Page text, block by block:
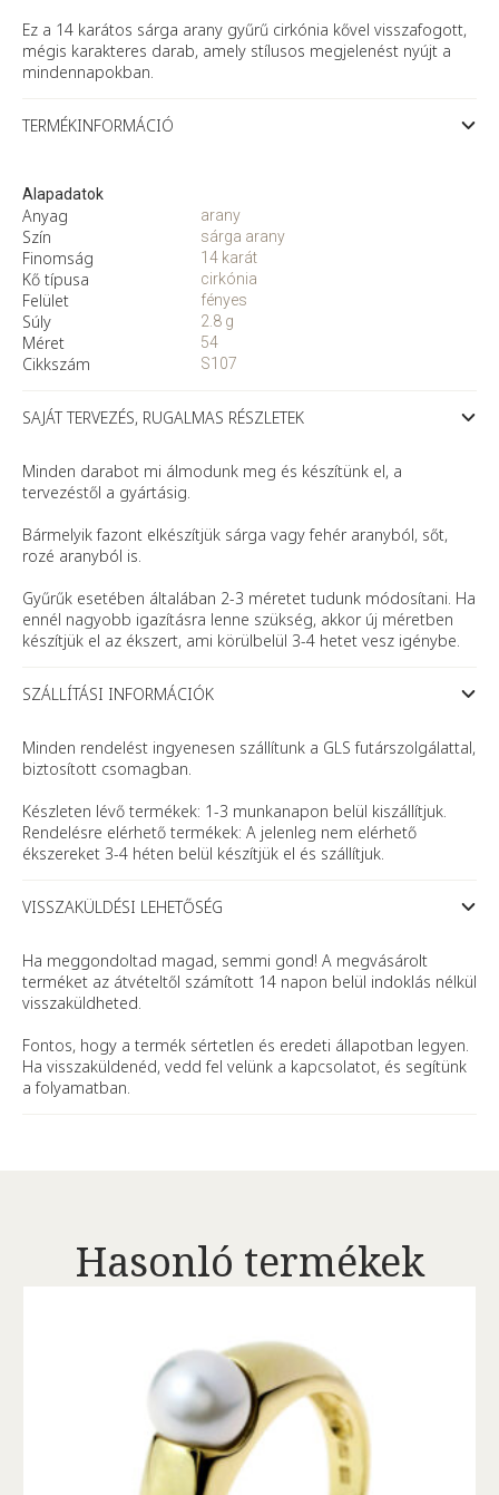
mennyiség
Ez a 14 karátos sárga arany gyűrű cirkónia kővel visszafogott,
mégis karakteres darab, amely stílusos megjelenést nyújt a
mindennapokban.
TERMÉKINFORMÁCIÓ
Alapadatok
Anyag
Szín
Finomság
Kő típusa
Felület
Súly
Méret
Cikkszám
arany
sárga arany
14 karát
cirkónia
fényes
2.8 g
54
S107
SAJÁT TERVEZÉS, RUGALMAS RÉSZLETEK
Minden darabot mi álmodunk meg és készítünk el, a
tervezéstől a gyártásig.
Bármelyik fazont elkészítjük sárga vagy fehér aranyból, sőt,
rozé aranyból is.
Gyűrűk esetében általában 2-3 méretet tudunk módosítani. Ha
ennél nagyobb igazításra lenne szükség, akkor új méretben
készítjük el az ékszert, ami körülbelül 3-4 hetet vesz igénybe.
SZÁLLÍTÁSI INFORMÁCIÓK
Minden rendelést ingyenesen szállítunk a GLS futárszolgálattal,
biztosított csomagban.
Készleten lévő termékek: 1-3 munkanapon belül kiszállítjuk.
Rendelésre elérhető termékek: A jelenleg nem elérhető
ékszereket 3-4 héten belül készítjük el és szállítjuk.
VISSZAKÜLDÉSI LEHETŐSÉG
Ha meggondoltad magad, semmi gond! A megvásárolt
terméket az átvételtől számított 14 napon belül indoklás nélkül
visszaküldheted.
Fontos, hogy a termék sértetlen és eredeti állapotban legyen.
Ha visszaküldenéd, vedd fel velünk a kapcsolatot, és segítünk
a folyamatban.
Hasonló termékek